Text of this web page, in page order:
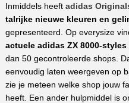
Inmiddels heeft adidas
talrijke nieuwe kleuren en
gepresenteerd. Op everysize
actuele adidas ZX 8000-
dan 50 gecontroleerde shops.
eenvoudig laten weergeven op
zie je meteen welke shop jouw
heeft. Een ander hulpmiddel is